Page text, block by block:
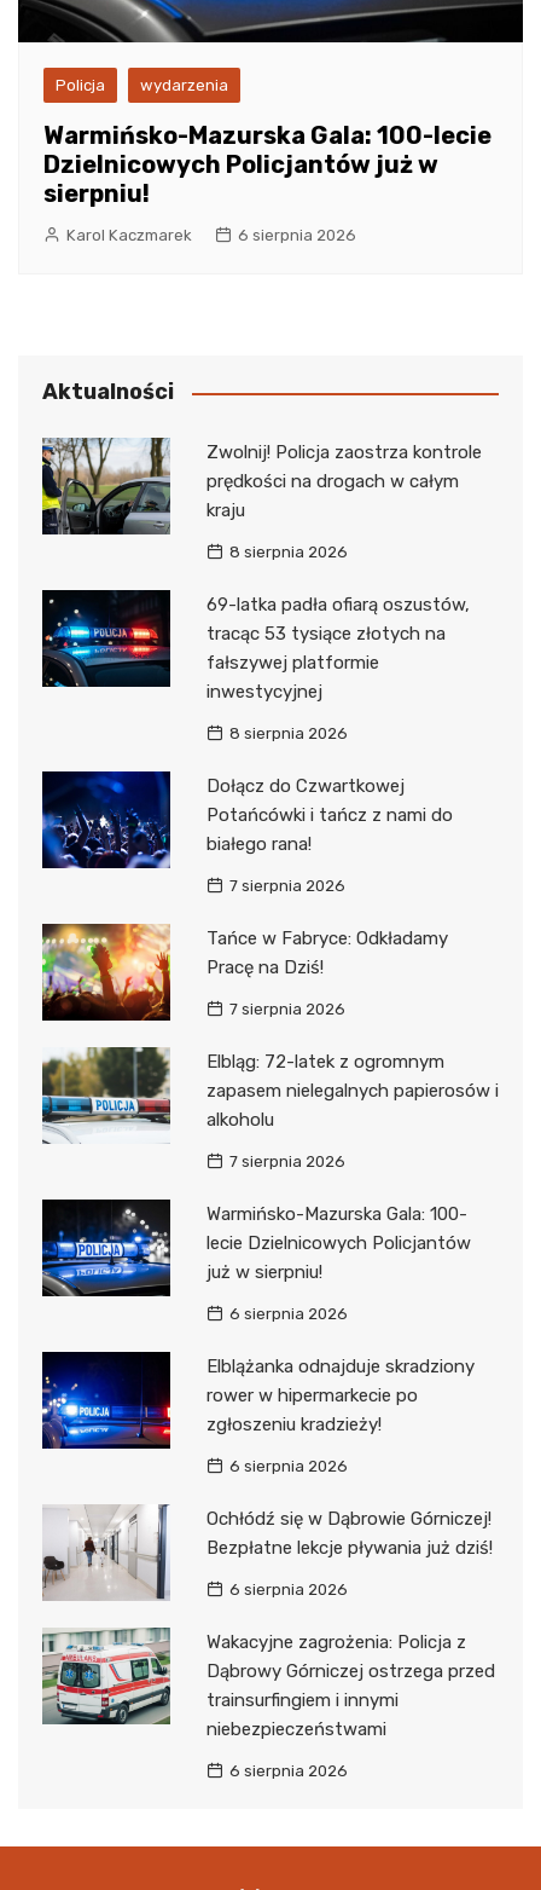
Policja wydarzenia
Warmińsko-Mazurska Gala: 100-lecie
Dzielnicowych Policjantów już w
sierpniu!
Karol Kaczmarek 6 sierpnia 2026
Aktualności
Zwolnij! Policja zaostrza kontrole
prędkości na drogach w całym
kraju
8 sierpnia 2026
69-latka padła ofiarą oszustów,
tracąc 53 tysiące złotych na
fałszywej platformie
inwestycyjnej
8 sierpnia 2026
Dołącz do Czwartkowej
Potańcówki i tańcz z nami do
białego rana!
7 sierpnia 2026
Tańce w Fabryce: Odkładamy
Pracę na Dziś!
7 sierpnia 2026
Elbląg: 72-latek z ogromnym
zapasem nielegalnych papierosów i
alkoholu
7 sierpnia 2026
Warmińsko-Mazurska Gala: 100-
lecie Dzielnicowych Policjantów
już w sierpniu!
6 sierpnia 2026
Elblążanka odnajduje skradziony
rower w hipermarkecie po
zgłoszeniu kradzieży!
6 sierpnia 2026
Ochłódź się w Dąbrowie Górniczej!
Bezpłatne lekcje pływania już dziś!
6 sierpnia 2026
Wakacyjne zagrożenia: Policja z
Dąbrowy Górniczej ostrzega przed
trainsurfingiem i innymi
niebezpieczeństwami
6 sierpnia 2026